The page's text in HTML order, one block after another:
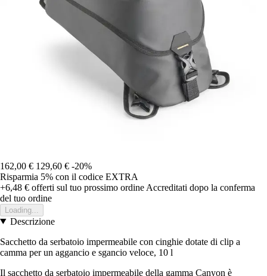
162,00 € 129,60 € -20%
Risparmia 5% con il codice EXTRA
+6,48 € offerti sul tuo prossimo ordine Accreditati dopo la conferma
del tuo ordine
Loading...
Descrizione
Sacchetto da serbatoio impermeabile con cinghie dotate di clip a
camma per un aggancio e sgancio veloce, 10 l
Il sacchetto da serbatoio impermeabile della gamma Canyon è